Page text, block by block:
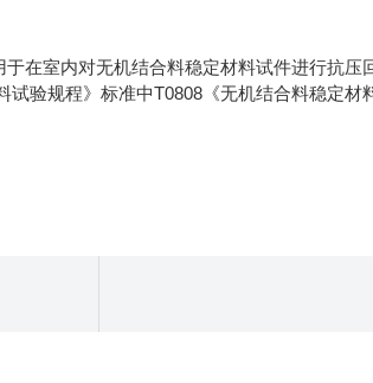
在室内对无机结合料稳定材料试件进行抗压
验规程》标准中T0808《无机结合料稳定材